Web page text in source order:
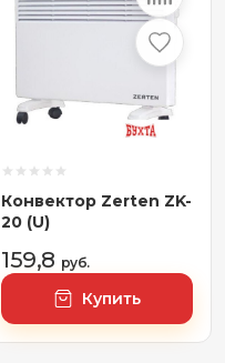
Конвектор Zerten ZK-
20 (U)
159,8 руб.
Купить